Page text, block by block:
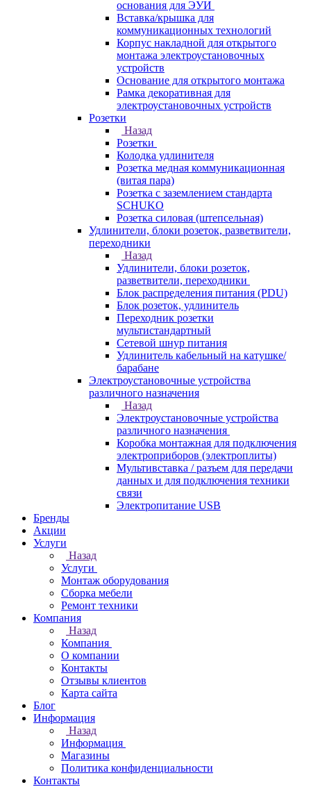
основания для ЭУИ
Вставка/крышка для
коммуникационных технологий
Корпус накладной для открытого
монтажа электроустановочных
устройств
Основание для открытого монтажа
Рамка декоративная для
электроустановочных устройств
Розетки
Назад
Розетки
Колодка удлинителя
Розетка медная коммуникационная
(витая пара)
Розетка с заземлением стандарта
SCHUKO
Розетка силовая (штепсельная)
Удлинители, блоки розеток, разветвители,
переходники
Назад
Удлинители, блоки розеток,
разветвители, переходники
Блок распределения питания (PDU)
Блок розеток, удлинитель
Переходник розетки
мультистандартный
Сетевой шнур питания
Удлинитель кабельный на катушке/
барабане
Электроустановочные устройства
различного назначения
Назад
Электроустановочные устройства
различного назначения
Коробка монтажная для подключения
электроприборов (электроплиты)
Мультивставка / разъем для передачи
данных и для подключения техники
связи
Электропитание USB
Бренды
Акции
Услуги
Назад
Услуги
Монтаж оборудования
Сборка мебели
Ремонт техники
Компания
Назад
Компания
О компании
Контакты
Отзывы клиентов
Карта сайта
Блог
Информация
Назад
Информация
Магазины
Политика конфиденциальности
Контакты